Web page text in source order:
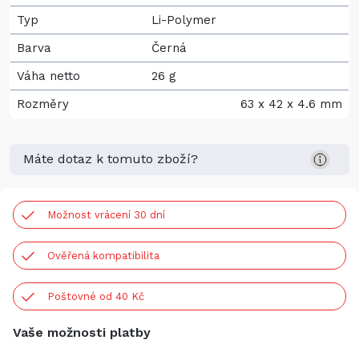
Typ
Li-Polymer
Barva
Černá
Váha netto
26 g
Rozměry
63 x 42 x 4.6 mm
Máte dotaz k tomuto zboží?
Možnost vrácení 30 dní
Ověřená kompatibilita
Poštovné od 40 Kč
Vaše možnosti platby